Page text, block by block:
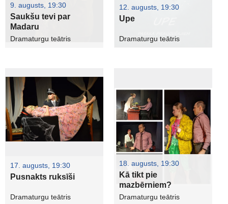
9. augusts, 19:30
Saukšu tevi par
Madaru
Dramaturgu teātris
12. augusts, 19:30
Upe
Dramaturgu teātris
17. augusts, 19:30
Pusnakts ruksīši
Dramaturgu teātris
18. augusts, 19:30
Kā tikt pie
mazbērniem?
Dramaturgu teātris